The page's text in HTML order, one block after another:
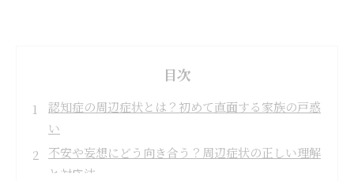
目次
認知症の周辺症状とは？初めて直面する家族の戸惑
い
不安や妄想にどう向き合う？周辺症状の正しい理解
と対応法